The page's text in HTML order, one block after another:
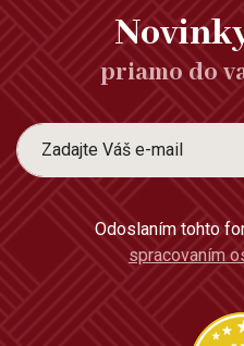
priamo do
Odoslaním tohto
spracovaním